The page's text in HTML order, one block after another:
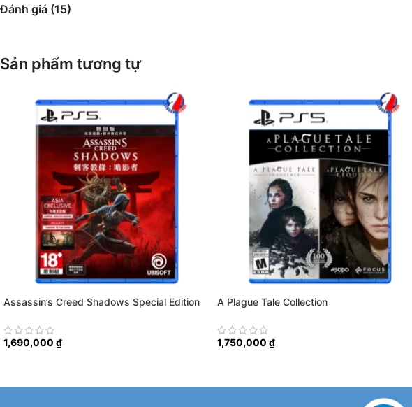
Đánh giá (15)
Sản phẩm tương tự
Assassin’s Creed Shadows Special Edition
1,690,000 ₫
A Plague Tale Collection
1,750,000 ₫